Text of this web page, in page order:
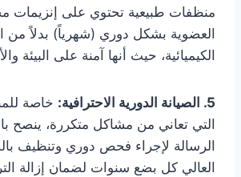
منظفات طبيعية تحتوي على إنزيمات
العضوية بشكل دوري (شهرياً) بدلاً من
الكيميائية، حيث أنها آمنة على البيئة
5. الصيانة الدورية الاحترافية:
خاصة
التي تعاني من مشاكل متكررة، ينصح
الرسالة لإجراء فحص دوري وتنظيف
العالي كل بضع سنوات لضمان إزالة